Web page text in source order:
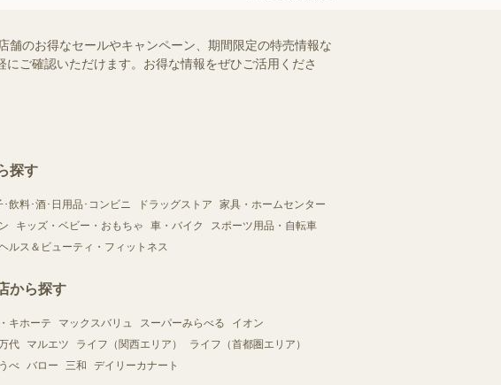
のお得なセールやキャンペーン、期間限定の特売情報な
ご確認いただけます。お得な情報をぜひご活用くださ
探す
･飲料･酒･日用品･コンビニ ドラッグストア
家具・ホームセンター
キッズ・ベビー・おもちゃ 車・バイク
スポーツ用品・自転車
ルス＆ビューティ・フィットネス
から探す
キホーテ マックスバリュ スーパーみらべる
イオン
代 マルエツ ライフ（関西エリア）
ライフ（首都圏エリア）
べ バロー 三和 デイリーカナート